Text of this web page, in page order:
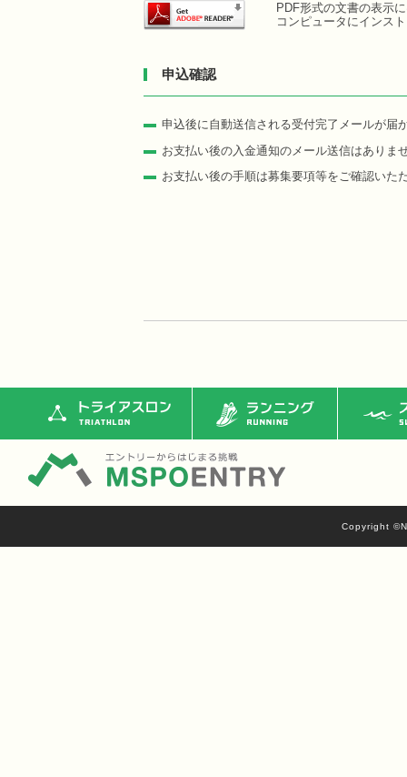
PDF形式の文書の表示
コンピュータにインス
申込確認
申込後に自動送信される受付完了メールが届
お支払い後の入金通知のメール送信はありま
お支払い後の手順は募集要項等をご確認いた
トライアスロン ランニング ス
Copyright